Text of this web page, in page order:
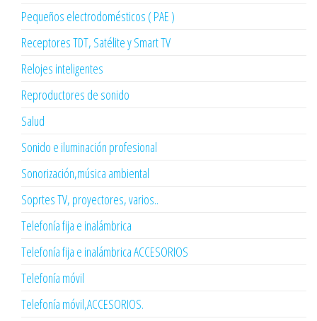
Pequeños electrodomésticos ( PAE )
Receptores TDT, Satélite y Smart TV
Relojes inteligentes
Reproductores de sonido
Salud
Sonido e iluminación profesional
Sonorización,música ambiental
Soprtes TV, proyectores, varios..
Telefonía fija e inalámbrica
Telefonía fija e inalámbrica ACCESORIOS
Telefonía móvil
Telefonía móvil,ACCESORIOS.